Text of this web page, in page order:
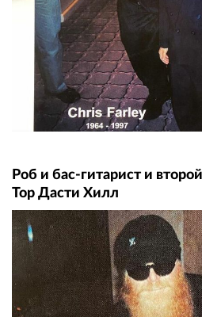
Роб и бас-гитарист и
Top Дасти Хилл